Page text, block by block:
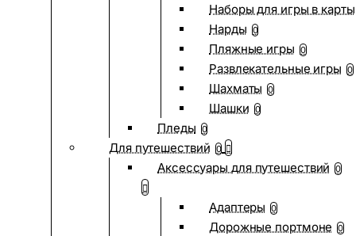
Наборы для игры в карты
Нарды 0
Пляжные игры 0
Развлекательные игры 0
Шахматы 0
Шашки 0
Пледы 0
Для путешествий 0
Аксессуары для путешествий 0
Адаптеры 0
Дорожные портмоне 0